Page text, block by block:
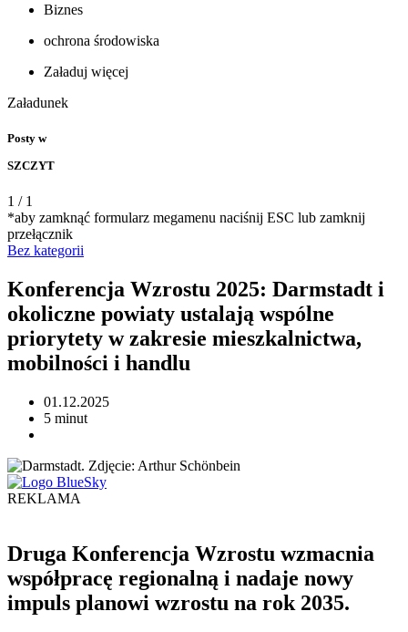
Biznes
ochrona środowiska
Załaduj więcej
Załadunek
Posty w
SZCZYT
1 / 1
*aby zamknąć formularz megamenu naciśnij ESC lub zamknij
przełącznik
Bez kategorii
Konferencja Wzrostu 2025: Darmstadt i
okoliczne powiaty ustalają wspólne
priorytety w zakresie mieszkalnictwa,
mobilności i handlu
01.12.2025
5 minut
REKLAMA
Druga Konferencja Wzrostu wzmacnia
współpracę regionalną i nadaje nowy
impuls planowi wzrostu na rok 2035.